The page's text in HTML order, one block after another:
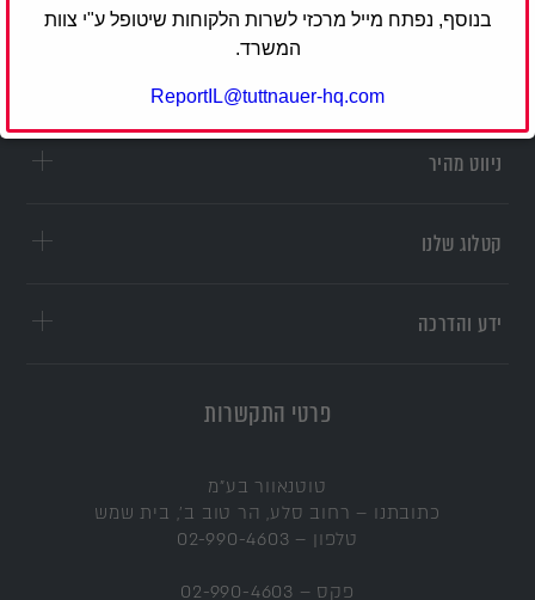
אריזת ציוד רפואי
ניווט מהיר
קטלוג שלנו
ידע והדרכה
פרטי התקשרות
טוטנאוור בע"מ
כתובתנו – רחוב סלע, הר טוב ב', בית שמש
טלפון –
02-990-4603
פקס – 02-990-4603
בנוסף, נפתח מייל מרכזי לשרות הלקוחות שיטופל ע"י צוות
המשרד.
ReportIL@tuttnauer-hq.com
תודה על שיתוף הפעולה.